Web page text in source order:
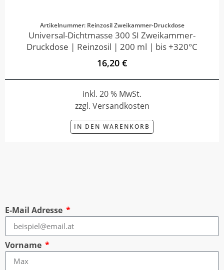
Artikelnummer: Reinzosil Zweikammer-Druckdose
Universal-Dichtmasse 300 SI Zweikammer-
Druckdose | Reinzosil | 200 ml | bis +320°C
16,20 €
inkl. 20 % MwSt.
zzgl. Versandkosten
IN DEN WARENKORB
E-Mail Adresse
Vorname